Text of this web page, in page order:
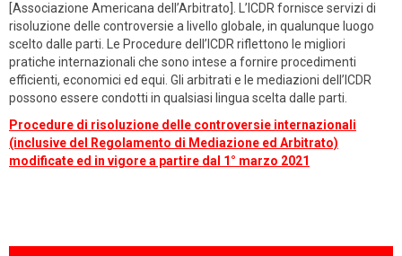
[Associazione Americana dell’Arbitrato]. L’ICDR fornisce servizi di
risoluzione delle controversie a livello globale, in qualunque luogo
scelto dalle parti. Le Procedure dell’ICDR riflettono le migliori
pratiche internazionali che sono intese a fornire procedimenti
efficienti, economici ed equi. Gli arbitrati e le mediazioni dell’ICDR
possono essere condotti in qualsiasi lingua scelta dalle parti.
Procedure di risoluzione delle controversie internazionali
(inclusive del Regolamento di Mediazione ed Arbitrato)
modificate ed in vigore a partire dal 1° marzo 2021